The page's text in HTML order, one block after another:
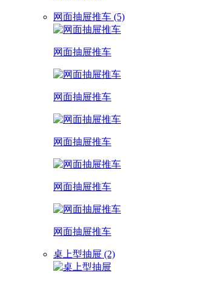
网面抽屉推车 (5)
网面抽屉推车
网面抽屉推车
网面抽屉推车
网面抽屉推车
网面抽屉推车
桌上型抽屉 (2)